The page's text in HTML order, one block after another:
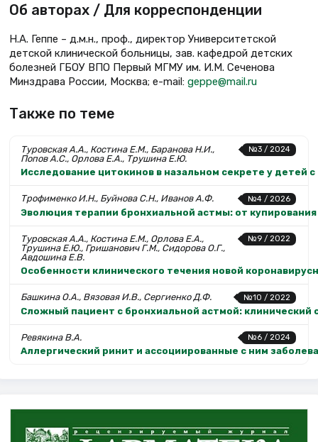
Об авторах / Для корреспонденции
Н.А. Геппе – д.м.н., проф., директор Университетской
детской клинической больницы, зав. кафедрой детских
болезней ГБОУ ВПО Первый МГМУ им. И.М. Сеченова
Минздрава России, Москва; e-mail: geppe@mail.ru
Также по теме
№3 / 2024
Туровская А.А., Костина Е.М., Баранова Н.И.,
Попов А.С., Орлова Е.А., Трушина Е.Ю.
Исследование цитокинов в назальном секрете у детей
№4 / 2026
Трофименко И.Н., Буйнова С.Н., Иванов А.Ф.
Эволюция терапии бронхиальной астмы: от
№9 / 2022
Туровская А.А., Костина Е.М., Орлова Е.А.,
Трушина Е.Ю., Гришанович Г.М., Сидорова О.Г.,
Авдошина Е.В.
Особенности клинического течения новой
№10 / 2022
Башкина О.А., Вязовая И.В., Сергиенко Д.Ф.
Сложный пациент с бронхиальной астмой: клинический
№6 / 2024
Ревякина В.А.
Аллергический ринит и ассоциированные с ним